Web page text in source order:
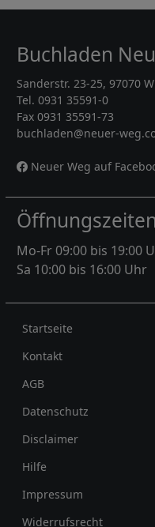
Buchladen
Sanderstr. 23-25, 97070
Tel. 0931 35591-0
Fax 0931 35591-73
buchladen@neuer-
Neuer Weg auf
Mo-Fr 09:00 bis 19:00
Sa 10:00 bis 16:00 Uhr
Rechtliches
Startseite
Kontakt
AGB
Datenschutz
Disclaimer
Hilfe
Impressum
Widerrufsrecht